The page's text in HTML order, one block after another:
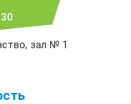
зал № 1